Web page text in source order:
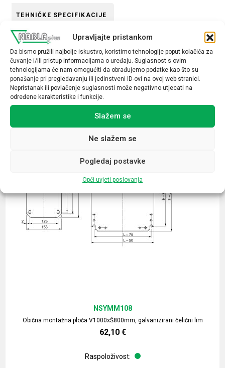
Upravljajte pristankom
Da bismo pružili najbolje iskustvo, koristimo tehnologije poput kolačića za
čuvanje i/ili pristup informacijama o uređaju. Suglasnost s ovim
tehnologijama će nam omogućiti da obrađujemo podatke kao što su
ponašanje pri pregledavanju ili jedinstveni ID-ovi na ovoj web stranici.
Nepristanak ili povlačenje suglasnosti može negativno utjecati na
određene karakteristike i funkcije.
Slažem se
Ne slažem se
Pogledaj postavke
Opći uvjeti poslovanja
TEHNIČKE SPECIFIKACIJE
Povezani proizvodi
Obična montažna ploča V1000xŠ800mm, galvanizirani čelični lim
NSYMM108
62,10 €
Raspoloživost: